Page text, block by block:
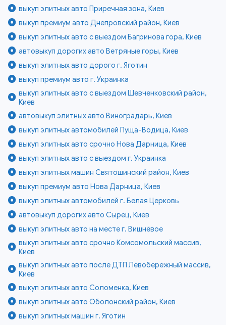
выкуп элитных авто Приречная зона, Киев
выкуп премиум авто Днепровский район, Киев
выкуп элитных авто с выездом Багринова гора, Киев
автовыкуп дорогих авто Ветряные горы, Киев
выкуп элитных авто дорого г. Яготин
выкуп премиум авто г. Украинка
выкуп элитных авто с выездом Шевченковский район,
Киев
автовыкуп элитных авто Виноградарь, Киев
выкуп элитных автомобилей Пуща-Водица, Киев
выкуп элитных авто срочно Нова Дарница, Киев
выкуп элитных авто с выездом г. Украинка
выкуп элитных машин Святошинский район, Киев
выкуп премиум авто Нова Дарница, Киев
выкуп элитных автомобилей г. Белая Церковь
автовыкуп дорогих авто Сырец, Киев
выкуп элитных авто на месте г. Вишнёвое
выкуп элитных авто срочно Комсомольский массив,
Киев
выкуп элитных авто после ДТП Левобережный массив,
Киев
выкуп элитных авто Соломенка, Киев
выкуп элитных авто Оболонский район, Киев
выкуп элитных машин г. Яготин